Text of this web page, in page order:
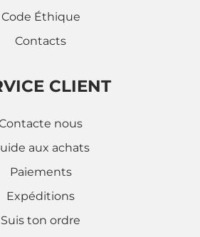
Code Éthique
Contacts
CLIENT
nous
aux achats
Paiements
Expéditions
Suis ton ordre